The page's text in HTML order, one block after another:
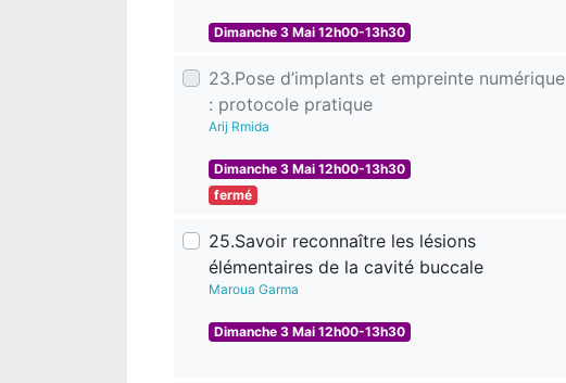
Dimanche 3 Mai 12h00-13h30
23.Pose d’implants et empreinte numérique
: protocole pratique
Arij Rmida
Dimanche 3 Mai 12h00-13h30
fermé
25.Savoir reconnaître les lésions
élémentaires de la cavité buccale
Maroua Garma
Dimanche 3 Mai 12h00-13h30